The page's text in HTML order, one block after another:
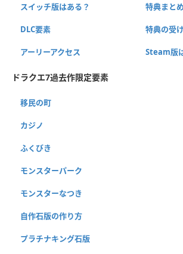
スイッチ版はある？ 特典まとめ
DLC要素 特典の受
アーリーアクセス Steam版
ドラクエ7過去作限定要素
移民の町
カジノ
ふくびき
モンスターパーク
モンスターなつき
自作石版の作り方
プラチナキング石版